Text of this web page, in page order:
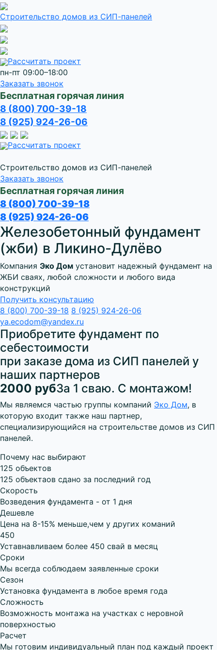
Строительство домов из СИП-панелей
Рассчитать проект
пн-пт 09:00–18:00
Заказать звонок
Бесплатная горячая линия
8 (800) 700-39-18
8 (925) 924-26-06
Рассчитать проект
Строительство домов из СИП-панелей
Заказать звонок
Бесплатная горячая линия
8 (800) 700-39-18
8 (925) 924-26-06
Железобетонный фундамент
(жби) в Ликино-Дулёво
Компания Эко Дом установит надежный фундамент на
ЖБИ сваях, любой сложности и любого вида
конструкций
Получить консультацию
8 (800) 700-39-18 8 (925) 924-26-06
ya.ecodom@yandex.ru
Приобретите фундамент по
себестоимости
при заказе дома из СИП панелей у
наших партнеров
2000 рубЗа 1 сваю. С монтажом!
Мы являемся частью группы компаний Эко Дом, в
которую входит также наш партнер,
специализирующийся на строительстве домов из СИП
панелей.
Почему нас выбирают
125 объектов
125 объектаов сдано за последний год
Скорость
Возведения фундамента - от 1 дня
Дешевле
Цена на 8-15% меньше,чем у других команий
450
Уставнавливаем более 450 свай в месяц
Сроки
Мы всегда соблюдаем заявленные сроки
Сезон
Установка фундамента в любое время года
Сложность
Возможность монтажа на участках с неровной
поверхностью
Расчет
Мы готовим индивидуальный план под каждый проект